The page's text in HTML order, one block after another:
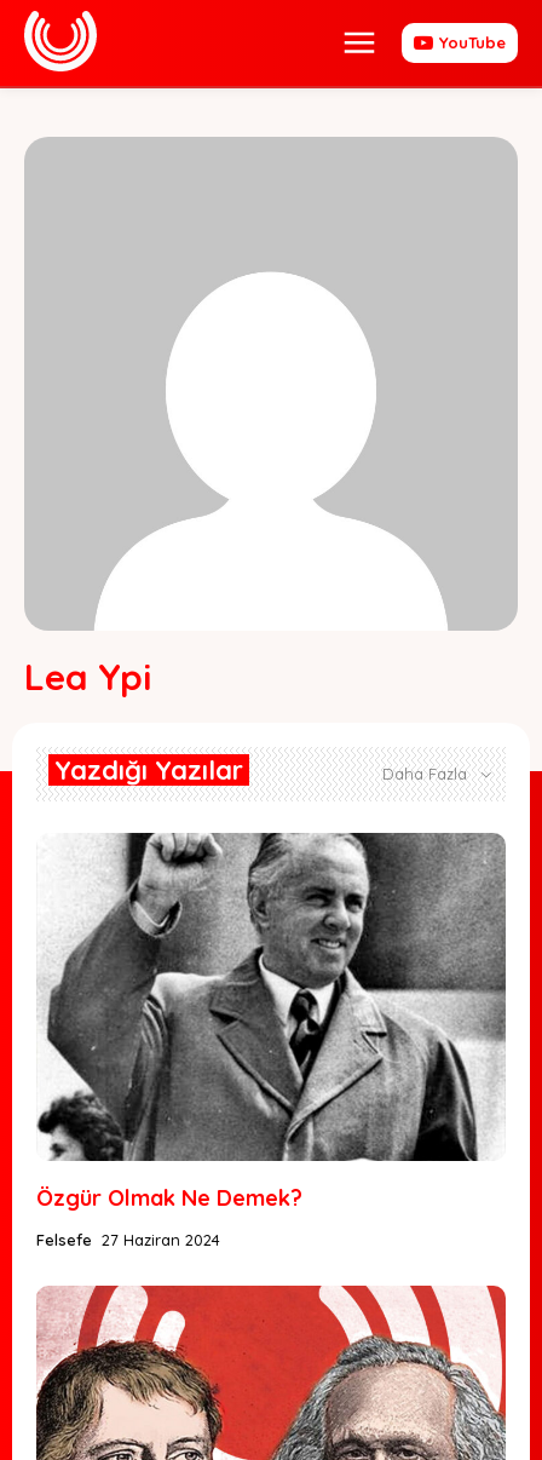
YouTube
Lea Ypi
Yazdığı Yazılar Daha Fazla
Özgür Olmak Ne Demek?
Felsefe 27 Haziran 2024